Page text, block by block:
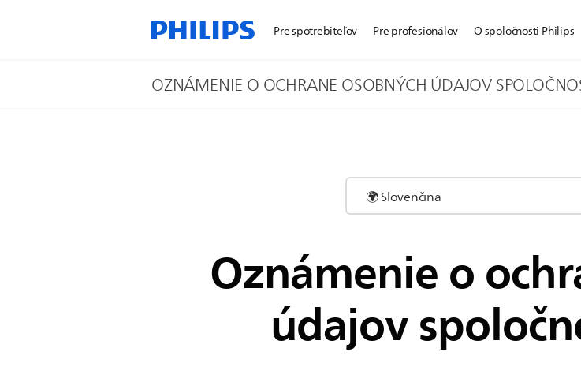
Pre spotrebiteľov Pre profesionálov O spoločnosti Philips
OZNÁMENIE O OCHRANE OSOBNÝCH ÚDAJOV
Oznámenie o
údajov